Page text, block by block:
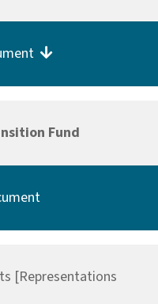
Fund
[Representations